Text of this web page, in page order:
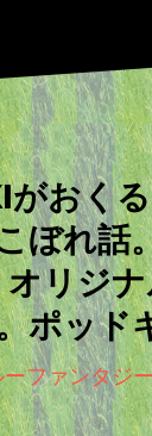
がおく
れ話
リジ
ポッド
ファンタジ